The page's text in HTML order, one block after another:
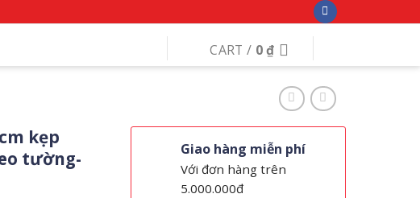
CART / 0₫
kẹp
tường-
Giao hàng miễn phí
Với đơn hàng trên
5.000.000đ